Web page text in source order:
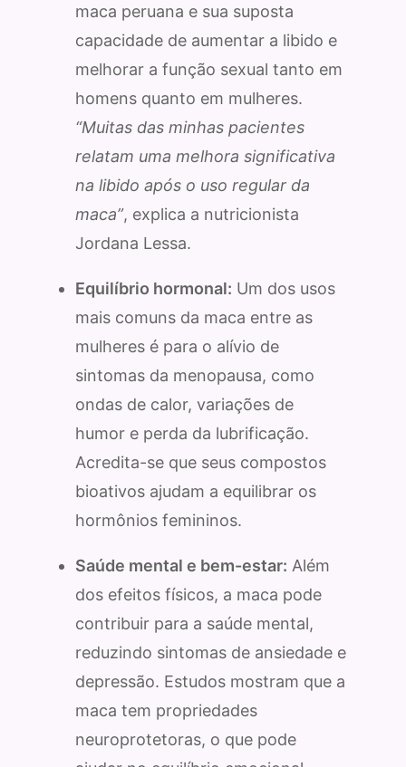
maca peruana e sua suposta
capacidade de aumentar a libido e
melhorar a função sexual tanto em
homens quanto em mulheres.
“Muitas das minhas pacientes
relatam uma melhora significativa
na libido após o uso regular da
maca”, explica a nutricionista
Jordana Lessa.
Equilíbrio hormonal: Um dos usos
mais comuns da maca entre as
mulheres é para o alívio de
sintomas da menopausa, como
ondas de calor, variações de
humor e perda da lubrificação.
Acredita-se que seus compostos
bioativos ajudam a equilibrar os
hormônios femininos.
Saúde mental e bem-estar: Além
dos efeitos físicos, a maca pode
contribuir para a saúde mental,
reduzindo sintomas de ansiedade e
depressão. Estudos mostram que a
maca tem propriedades
neuroprotetoras, o que pode